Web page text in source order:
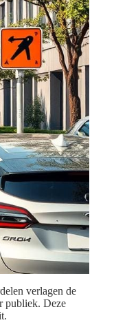
verlagen de
publiek. Deze